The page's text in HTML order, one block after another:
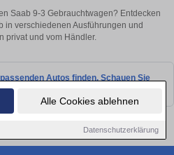
Alle Cookies ablehnen
Datenschutzerklärung
Saab 9-3 Gebrauchtwagen? Entdecken
in verschiedenen Ausführungen und
privat und vom Händler.
Autos finden. Schauen Sie